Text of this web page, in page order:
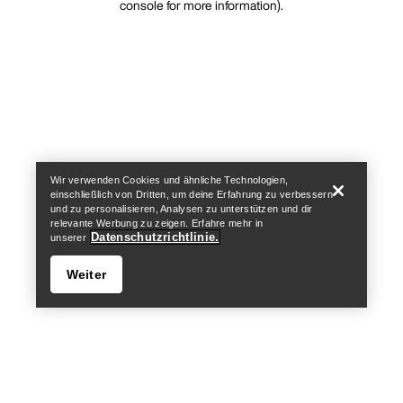
console for more information).
Wir verwenden Cookies und ähnliche Technologien,
einschließlich von Dritten, um deine Erfahrung zu verbessern
und zu personalisieren, Analysen zu unterstützen und dir
relevante Werbung zu zeigen. Erfahre mehr in
unserer Datenschutzrichtlinie.
Weiter